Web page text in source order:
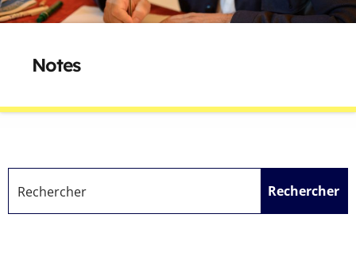
Notes
Rechercher